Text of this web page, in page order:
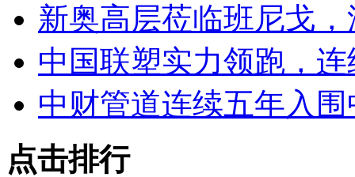
新奥高层莅临班尼戈
中国联塑实力领跑，
中财管道连续五年入
点击排行